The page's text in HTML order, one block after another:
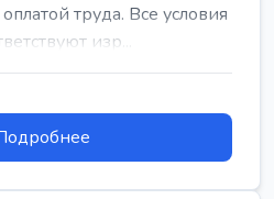
труда. Все условия
изр...